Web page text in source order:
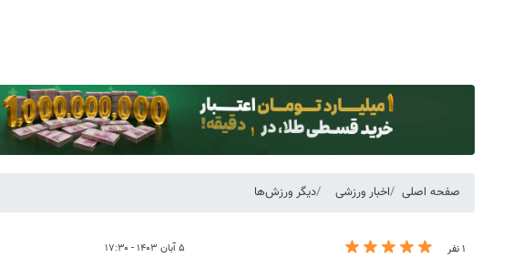
صفحه اصلی اخبار ورزشی دیگر ورزش‌ها
۱ نفر ۵ آبان ۱۴۰۳ - ۱۷:۳۰